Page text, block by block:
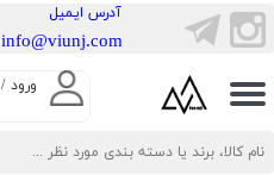
ورود /
حساب کاربری من
تغییر گذر واژه
سفارشات
​آدرس ایمیل
info@viunj.com